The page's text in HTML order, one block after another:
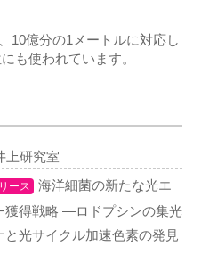
10億分の1メートルに対応し
も使われています。
研究室
ース
海洋細菌の新たな光エ
獲得戦略 ―ロドプシンの集光
と光サイクル加速色素の発見